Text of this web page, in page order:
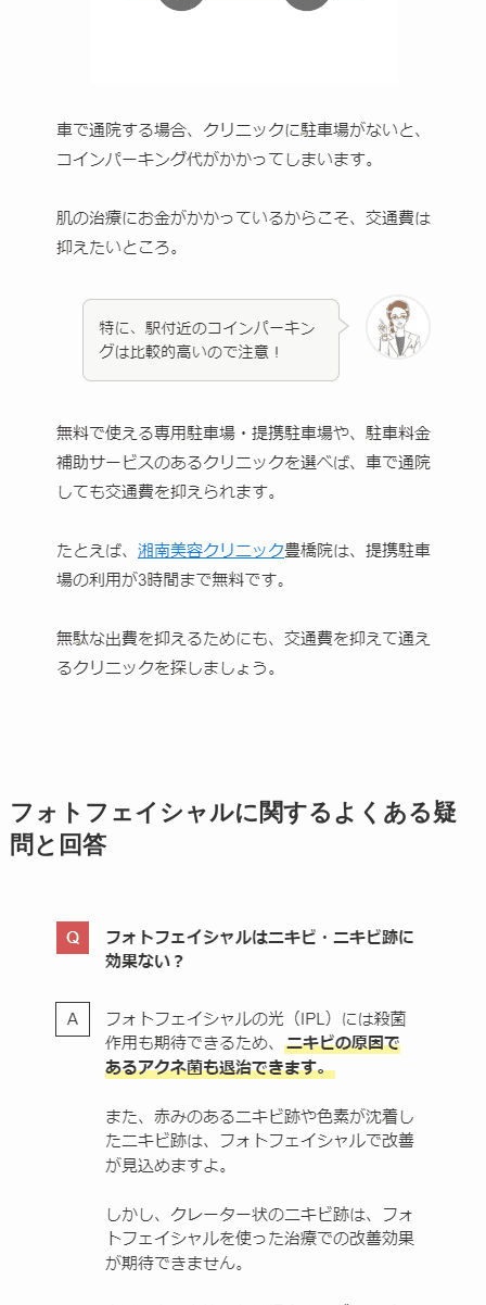
フォトフェイシャルに関するよくある疑
問と回答